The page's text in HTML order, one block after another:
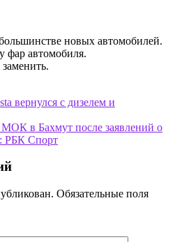
новых автомобилей.
фар автомобиля.
вернулся с дизелем и
МОК в Бахмут после заявлений о
РБК Спорт
Обязательные поля